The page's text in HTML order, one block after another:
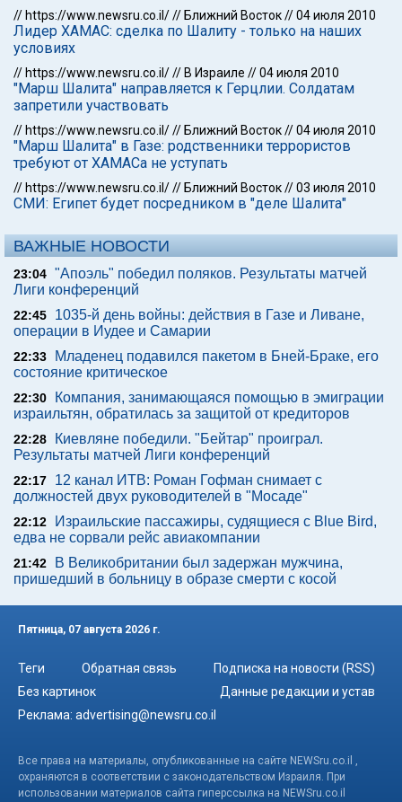
// https://www.newsru.co.il/// Ближний Восток//04 июля 2010
Лидер ХАМАС: сделка по Шалиту - только на наших
условиях
// https://www.newsru.co.il/// В Израиле //04 июля 2010
"Марш Шалита" направляется к Герцлии. Солдатам
запретили участвовать
// https://www.newsru.co.il/// Ближний Восток//04 июля 2010
"Марш Шалита" в Газе: родственники террористов
требуют от ХАМАСа не уступать
// https://www.newsru.co.il/// Ближний Восток//03 июля 2010
СМИ: Египет будет посредником в "деле Шалита"
ВАЖНЫЕ НОВОСТИ
23:04 "Апоэль" победил поляков. Результаты матчей
Лиги конференций
22:45
1035-й день войны: действия в Газе и Ливане,
операции в Иудее и Самарии
22:33
Младенец подавился пакетом в Бней-Браке, его
состояние критическое
22:30
Компания, занимающаяся помощью в эмиграции
израильтян, обратилась за защитой от кредиторов
22:28
Киевляне победили. "Бейтар" проиграл.
Результаты матчей Лиги конференций
22:17
12 канал ИТВ: Роман Гофман снимает с
должностей двух руководителей в "Мосаде"
22:12
Израильские пассажиры, судящиеся с Blue Bird,
едва не сорвали рейс авиакомпании
21:42
В Великобритании был задержан мужчина,
пришедший в больницу в образе смерти с косой
Пятница, 07 августа 2026 г.
Теги Обратная связь
Подписка на новости (RSS)
Без картинок
Данные редакции и устав
Реклама: advertising@newsru.co.il
Все права на материалы, опубликованные на сайте NEWSru.co.il ,
охраняются в соответствии с законодательством Израиля. При
использовании материалов сайта гиперссылка на NEWSru.co.il